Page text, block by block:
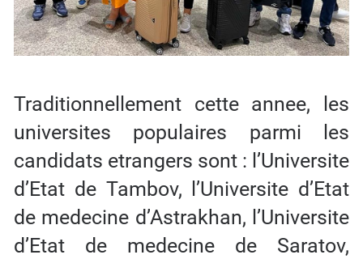
Traditionnellement cette annee, les
universites populaires parmi les
candidats etrangers sont : l’Universite
d’Etat de Tambov, l’Universite d’Etat
de medecine d’Astrakhan, l’Universite
d’Etat de medecine de Saratov,